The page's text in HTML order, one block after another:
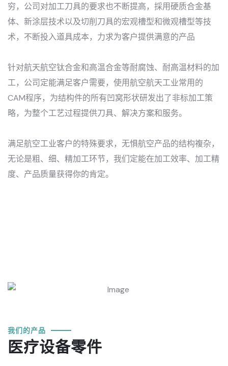
穷，公司对加工刀具的要求也不断提高，採用硬质合金基
体、新涂层技术以及切削刀具的宏观槽型和微观槽型等技
术，不断投入道具成本，力求为客户提供满意的产品
针对航天航空钛合金和高温合金等耐腐蚀、耐高温材料的加
工，公司定能满足客户需要，使用航空航天工业常用的
CAM程序，为结构件的所有凹窝形状研发出了非标加工策
略，为整个工艺过程提供刀具、解决方案和服务。
满足航空工业客户的特殊要求，无惧航空产品的结构複杂，
无论是粗、细、精加工环节，我们定能在加工效率、加工精
度、产品质量获得你的肯定。
我们的产品
医疗设备零件